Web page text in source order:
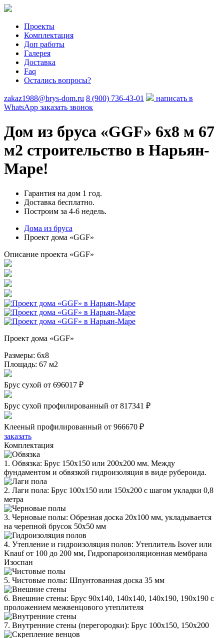
Проекты
Комплектация
Доп работы
Галерея
Доставка
Faq
Остались вопросы?
zakaz1988@brys-dom.ru 8 (900) 736-43-01
написать в
WhatsApp заказать звонок
Дом из бруса «GGF» 6х8 м 67
м2 строительство в Нарьян-
Маре!
Гарантия на дом 1 год.
Доставка бесплатно.
Построим за 4-6 недель.
Дома из бруса
Проект дома «GGF»
Описание проекта «GGF»
Проект дома «GGF»
Размеры: 6х8
Площадь: 67 м2
Брус сухой от 696017 ₽
Брус сухой профилированный от 817341 ₽
Клееный профилированный от 966670 ₽
заказать
Комплектация
1. Обвязка: Брус 150х150 или 200х200 мм. Между
фундаментом и обвязкой гидроизоляция в виде рубероида.
2. Лаги пола: Брус 100х150 или 150х200 с шагом укладки 0,8
метра
3. Черновые полы: Обрезная доска 20х100 мм, укладывается
на черепной брусок 50х50 мм
4. Утепление и гидроизоляция полов: Утеплитель Isover или
Knauf от 100 до 200 мм, Гидропароизоляционная мембрана
Изоспан
5. Чистовые полы: Шпунтованная доска 35 мм
6. Внешние стены: Брус 90х140, 140х140, 140х190, 190х190 с
проложением межвенцового утеплителя
7. Внутренние стены (перегородки): Брус 100х150, 150х200